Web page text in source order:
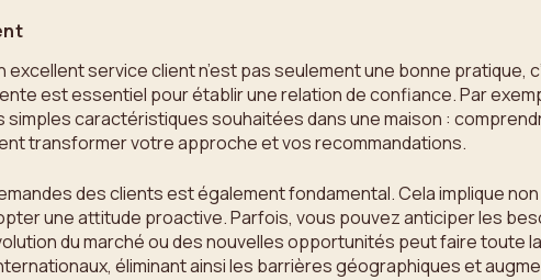
excellent service client n’est pas seulement une bonne
est essentiel pour établir une relation de confiance. Par
simples caractéristiques souhaitées dans une maison :
transformer votre approche et vos recommandations.
des clients est également fondamental. Cela implique
une attitude proactive. Parfois, vous pouvez anticiper les
du marché ou des nouvelles opportunités peut faire toute
éliminant ainsi les barrières géographiques et